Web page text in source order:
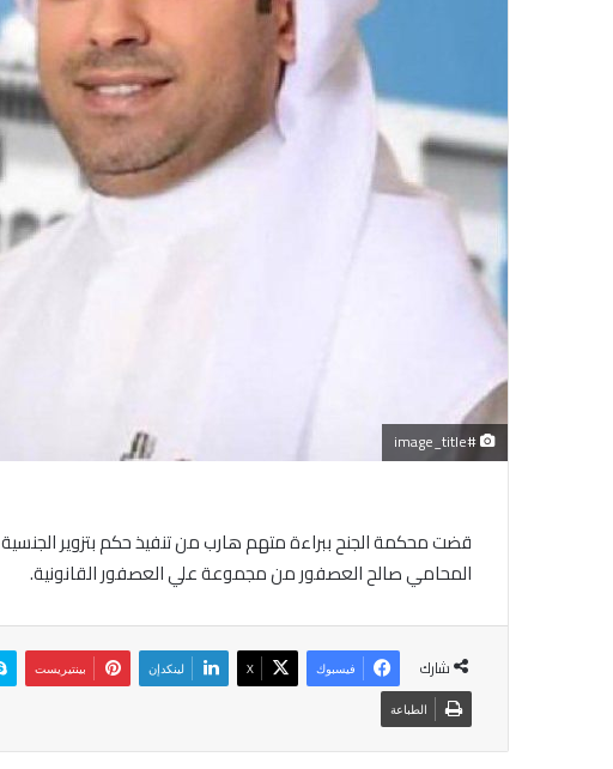
#image_title
قضت محكمة الجنح ببراءة متهم هارب من تنفيذ حكم بتزوير
المحامي صالح العصفور من مجموعة علي العصفور القانونية.
شارك فيسبوك ‫X لينكدإن بينتيريست
الطباعة